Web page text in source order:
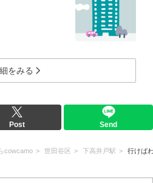
をみる
Post Send
cowcamo 世田谷区 下高井戸駅 行けば